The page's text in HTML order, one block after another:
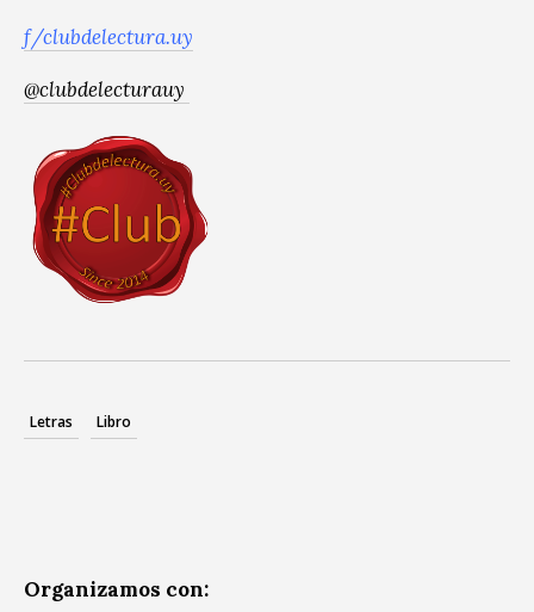
f/clubdelectura.uy
@clubdelecturauy
Letras Libro
Organizamos con: